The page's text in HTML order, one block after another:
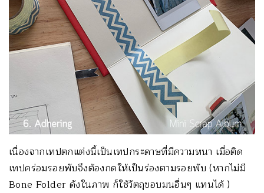
เนื่องจากเทปตกแต่งนี้เป็นเทปกระดาษที่มีความหนา เมื่อติด
เทปคร่อมรอยพับจึงต้องกดให้เป็นร่องตามรอยพับ (หากไม่มี
Bone Folder ดังในภาพ ก็ใช้วัตถุขอบมนอื่นๆ แทนได้ )